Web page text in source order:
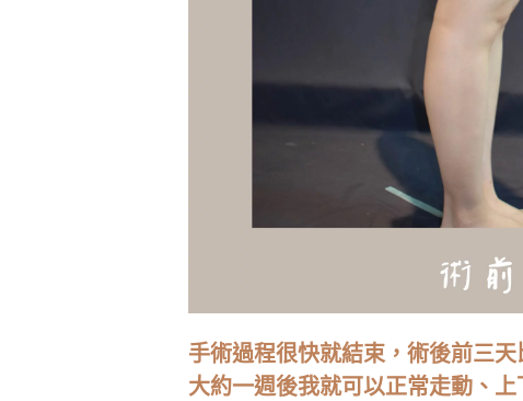
手術過程很快就結束，術後前三
大約一週後我就可以正常走動、